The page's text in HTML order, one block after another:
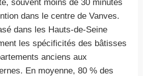
souvent moins de 30 minutes
dans le centre de Vanves.
dans les Hauts-de-Seine
les spécificités des bâtisses
anciens aux
En moyenne, 80 % des